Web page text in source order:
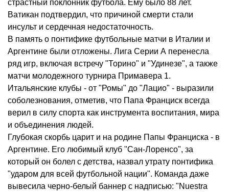
страстный поклонник футбола. Ему было 88 лет.
Ватикан подтвердил, что причиной смерти стали
инсульт и сердечная недостаточность.
В память о понтифике футбольные матчи в Италии и
Аргентине были отложены. Лига Серии А перенесла
ряд игр, включая встречу "Торино" и "Удинезе", а также
матчи молодежного турнира Примавера 1.
Итальянские клубы - от "Ромы" до "Лацио" - выразили
соболезнования, отметив, что Папа Франциск всегда
верил в силу спорта как инструмента воспитания, мира
и объединения людей.
Глубокая скорбь царит и на родине Папы Франциска - в
Аргентине. Его любимый клуб "Сан-Лоренсо", за
который он болел с детства, назвал утрату понтифика
"ударом для всей футбольной нации". Команда даже
вывесила черно-белый баннер с надписью: "Nuestra